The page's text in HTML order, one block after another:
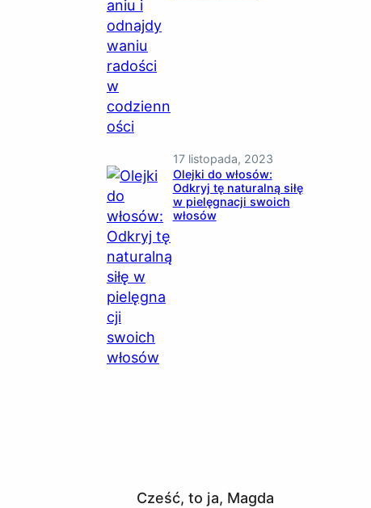
17 listopada, 2023
Olejki do włosów:
Odkryj tę naturalną siłę
w pielęgnacji swoich
włosów
Cześć, to ja, Magda